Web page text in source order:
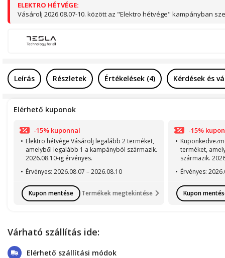
Várható szállítás ide:
Elérhető szállítási módok
ELEKTRO HÉTVÉGE:
Vásárolj 2026.08.07-10. között az "Elektro hétvége" kampányban
Leírás Részletek Értékelések (4) Kérdések és
Elérhető kuponok
-15% kuponnal
Elektro hétvége Vásárolj legalább 2 terméket,
amelyből legalább 1 a kampányból származik.
2026.08.10-ig érvényes.
Érvényes: 2026.08.07 – 2026.08.10
Kupon mentése Termékek megtekintése
-15%
terméket,
származik.
Érvényes:
Kupon